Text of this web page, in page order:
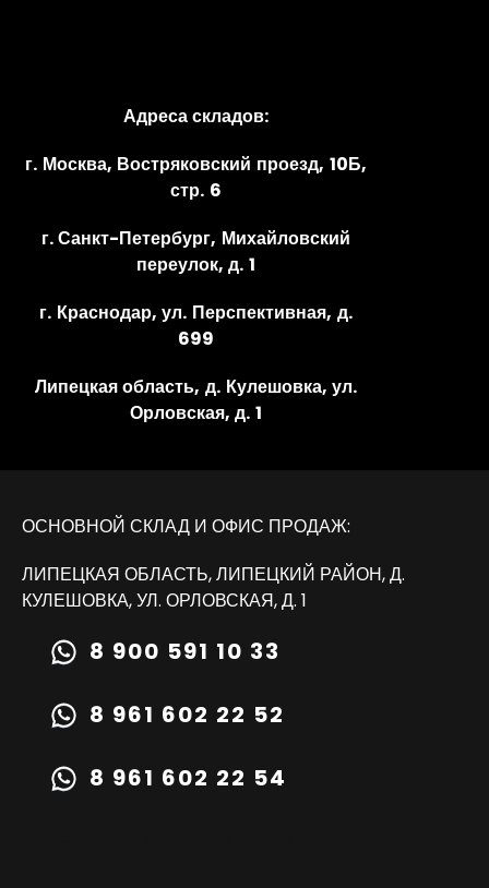
Адреса складов:
г. Москва, Востряковский проезд, 10Б,
стр. 6
г. Санкт-Петербург, Михайловский
переулок, д. 1
г. Краснодар, ул. Перспективная, д.
699
Липецкая область, д. Кулешовка, ул.
Орловская, д. 1
ОСНОВНОЙ СКЛАД И ОФИС ПРОДАЖ:
ЛИПЕЦКАЯ ОБЛАСТЬ, ЛИПЕЦКИЙ РАЙОН, Д.
КУЛЕШОВКА, УЛ. ОРЛОВСКАЯ, Д. 1
8 900 591 10 33
8 961 602 22 52
8 961 602 22 54